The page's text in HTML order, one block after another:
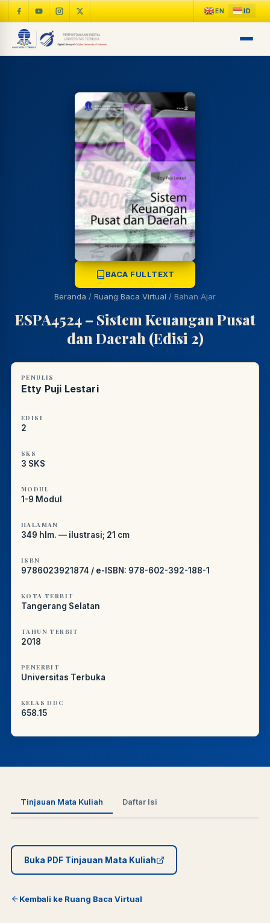
BACA FULLTEXT
Beranda / Ruang Baca Virtual / Bahan Ajar
ESPA4524 – Sistem Keuangan Pusat
dan Daerah (Edisi 2)
PENULIS
Etty Puji Lestari
EDISI
2
SKS
3 SKS
MODUL
1-9 Modul
HALAMAN
349 hlm. — ilustrasi; 21 cm
ISBN
9786023921874 / e-ISBN: 978-602-392-188-1
KOTA TERBIT
Tangerang Selatan
TAHUN TERBIT
2018
PENERBIT
Universitas Terbuka
KELAS DDC
658.15
Tinjauan Mata Kuliah Daftar Isi
Buka PDF Tinjauan Mata Kuliah
Kembali ke Ruang Baca Virtual
NARA
LIBRARY NAVIGASI AKSES
REFERENSI AKADEMIK
Online A±
PUSTAKAWAN DIGITAL UT · LAYANAN INFORMASI
AKADEMIK